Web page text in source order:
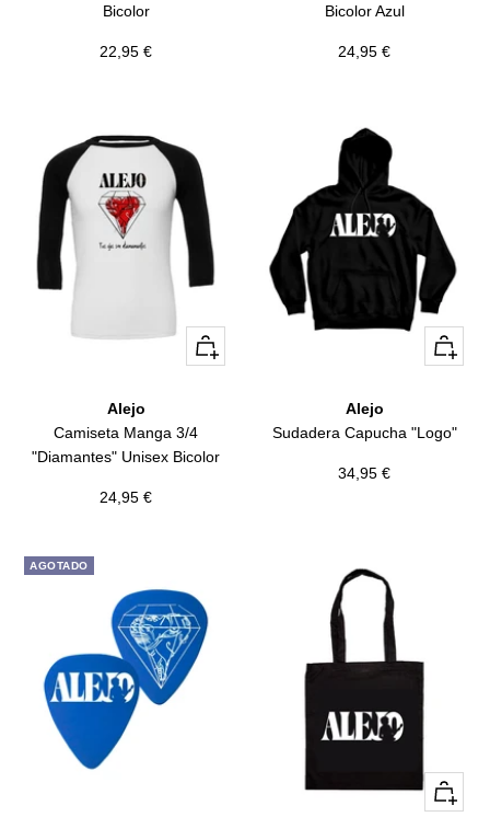
Bicolor
Precio
22,95 €
Bicolor Azul
Precio
24,95 €
Vista
rápida
Alejo
Camiseta Manga 3/4
"Diamantes" Unisex Bicolor
Precio
24,95 €
Vista
rápida
Alejo
Sudadera Capucha "Logo"
Precio
34,95 €
AGOTADO
+